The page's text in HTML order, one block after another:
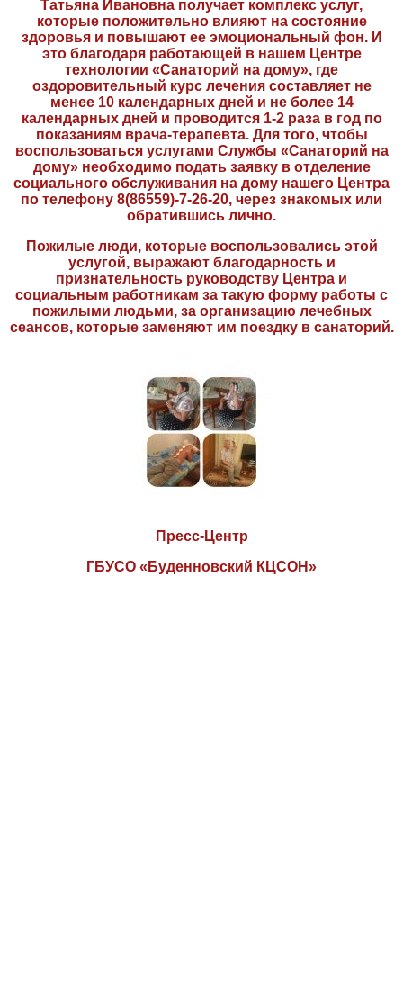
Татьяна Ивановна получает комплекс услуг,
которые положительно влияют на состояние
здоровья и повышают ее эмоциональный фон. И
это благодаря работающей в нашем Центре
технологии «Санаторий на дому», где
оздоровительный курс лечения составляет не
менее 10 календарных дней и не более 14
календарных дней и проводится 1-2 раза в год по
показаниям врача-терапевта. Для того, чтобы
воспользоваться услугами Службы «Санаторий на
дому» необходимо подать заявку в отделение
социального обслуживания на дому нашего Центра
по телефону 8(86559)-7-26-20, через знакомых или
обратившись лично.
Пожилые люди, которые воспользовались этой
услугой, выражают благодарность и
признательность руководству Центра и
социальным работникам за такую форму работы с
пожилыми людьми, за организацию лечебных
сеансов, которые заменяют им поездку в санаторий.
Пресс-Центр
ГБУСО «Буденновский КЦСОН»